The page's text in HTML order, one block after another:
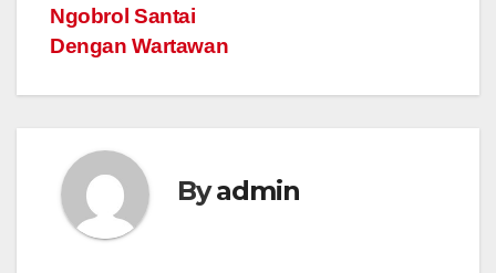
Ngobrol Santai
Dengan Wartawan
Byadmin